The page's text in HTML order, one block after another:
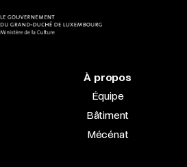
À propos
Équipe
Bâtiment
Mécénat